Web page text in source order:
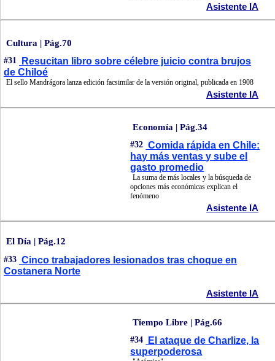
Asistente IA
Cultura | Pág.70
#31
Resucitan libro sobre célebre juicio contra brujos
de Chiloé
El sello Mandrágora lanza edición facsimilar de la versión original, publicada en 1908
Asistente IA
Economía | Pág.34
#32 Comida rápida en Chile:
hay más ventas y sube el
gasto promedio
La suma de más locales y la búsqueda de
opciones más económicas explican el
fenómeno
Asistente IA
El Día | Pág.12
#33 Cinco trabajadores lesionados tras choque en
Costanera Norte
Asistente IA
Tiempo Libre | Pág.66
#34
El ataque de Charlize, la
superpoderosa